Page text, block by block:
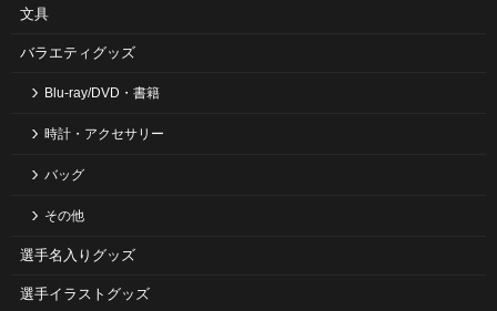
文具
バラエティグッズ
Blu-ray/DVD・書籍
時計・アクセサリー
バッグ
その他
選手名入りグッズ
選手イラストグッズ